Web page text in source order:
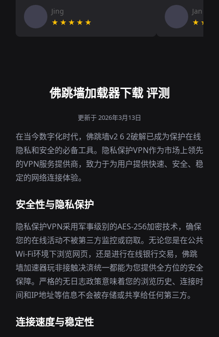
Jing
★★★★★
Jan V
佛跳墙加载器下载 评测
更新于 2026年3月13日
在当今数字化时代，佛跳墙v2 6 2破解已成为保护在线
隐私和安全的必备工具。隐私保护VPN作为市场上领先
的VPN服务提供商，致力于为用户提供快速、安全、稳
定的网络连接体验。
安全性与隐私保护
隐私保护VPN采用军事级别的AES-256加密技术，确保
您的在线活动不被第三方监控或窃取。无论您是在公共
Wi-Fi环境下浏览网页，还是进行在线银行交易，佛跳
墙加速器玩非接触决済统一都能为您提供全方位的安全
保障。严格的无日志政策意味着您的浏览历史、连接时
间和IP地址等信息不会被存储或共享给任何第三方。
连接速度与稳定性